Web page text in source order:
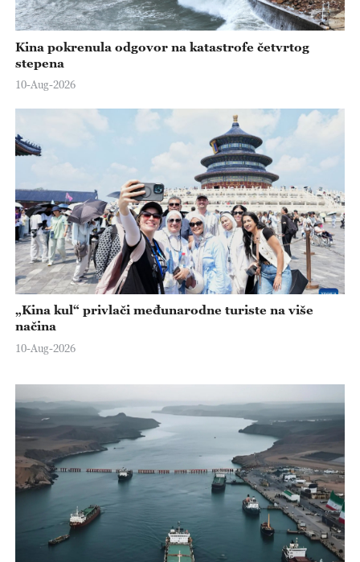
Kina pokrenula odgovor na katastrofe četvrtog
stepena
10-Aug-2026
„Kina kul“ privlači međunarodne turiste na više
načina
10-Aug-2026